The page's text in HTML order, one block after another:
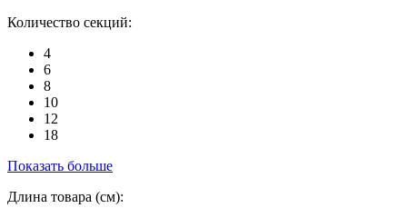
Количество секций:
4
6
8
10
12
18
Показать больше
Длина товара (см):